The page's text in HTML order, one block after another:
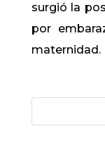
surgió la
por
maternidad.